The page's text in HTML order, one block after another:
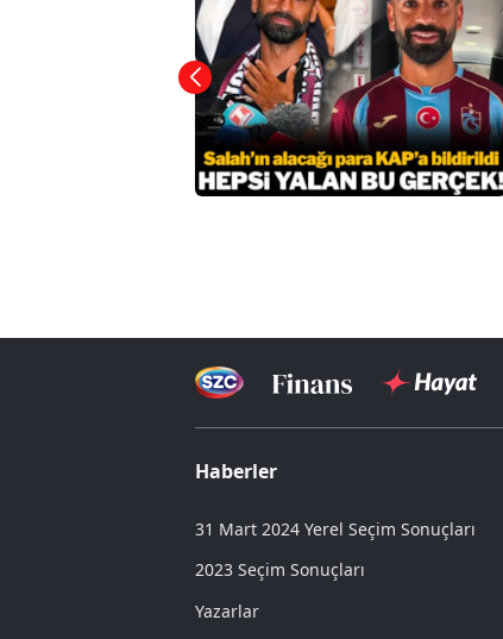
Haberler
31 Mart 2024 Yerel Seçim Sonuçları
2023 Seçim Sonuçları
Yazarlar